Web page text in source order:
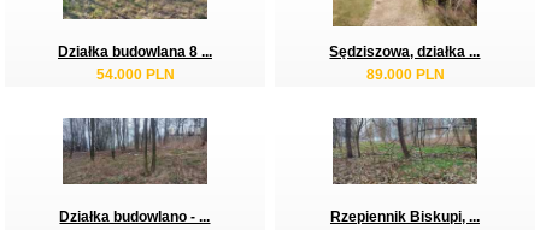
Działka budowlana 8 ...
54.000 PLN
Sędziszowa, działka ...
89.000 PLN
Działka budowlano - ...
Rzepiennik Biskupi, ...